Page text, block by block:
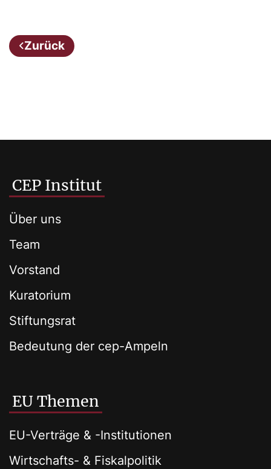
Zurück
CEP Institut
Über uns
Team
Vorstand
Kuratorium
Stiftungsrat
Bedeutung der cep-Ampeln
EU Themen
EU-Verträge & -Institutionen
Wirtschafts- & Fiskalpolitik